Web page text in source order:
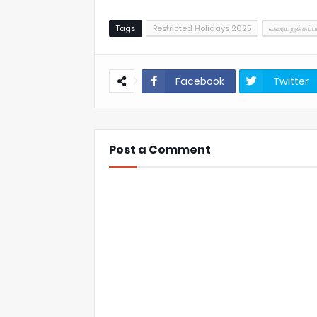
Tags Restricted Holidays 2025
Facebook Twitter
Post a Comment